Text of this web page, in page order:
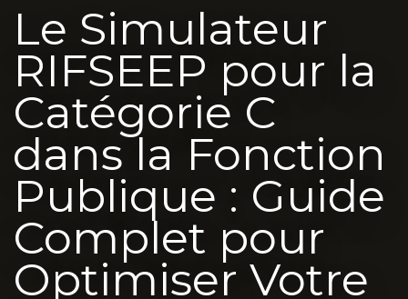
Le Simulateur
RIFSEEP pour la
Catégorie C
dans la Fonction
Publique : Guide
Complet pour
Optimiser Votre